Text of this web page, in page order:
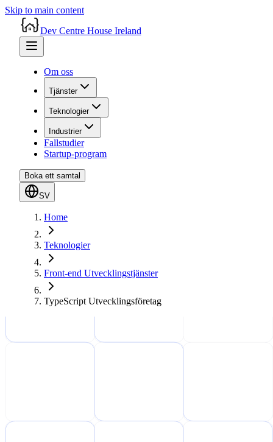
Skip to main content
Dev Centre House Ireland
Om oss
Tjänster
Teknologier
Industrier
Fallstudier
Startup-program
Boka ett samtal
SV
Home
Teknologier
Front-end Utvecklingstjänster
TypeScript Utvecklingsföretag